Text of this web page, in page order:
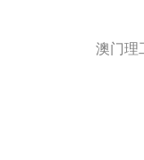
澳门理